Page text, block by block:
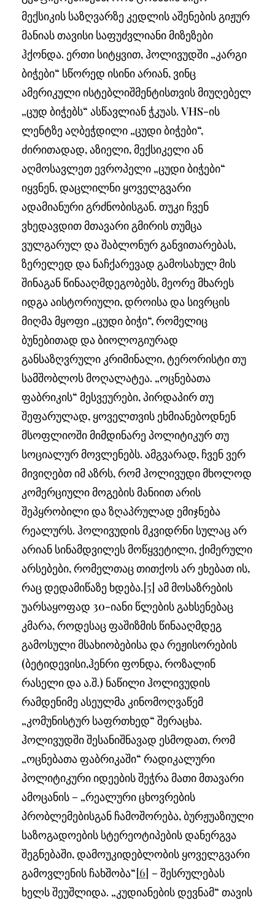
მექსიკის საზღვარზე კედლის აშენების გიჟურ
მანიას თავისი საფუძვლიანი მიზეზები
ჰქონდა. ერთი სიტყვით, ჰოლივუდში „კარგი
ბიჭები“ სწორედ ისინი არიან, ვინც
ამერიკული ისტებლიშმენტისთვის მიუღებელ
„ცუდ ბიჭებს“ ასწავლიან ჭკუას. VHS-ის
ლენტზე აღბეჭდილი „ცუდი ბიჭები“,
ძირითადად, აზიელი, მექსიკელი ან
აღმოსავლეთ ევროპელი „ცუდი ბიჭები“
იყვნენ, დაცლილნი ყოველგვარი
ადამიანური გრძნობისგან. თუკი ჩვენ
ვხედავდით მთავარი გმირის თუმცა
ვულგარულ და შაბლონურ განვითარებას,
ზერელედ და ნაჩქარევად გამოსახულ მის
შინაგან წინააღმდეგობებს, მეორე მხარეს
იდგა აისტორიული, დროისა და სივრცის
მიღმა მყოფი „ცუდი ბიჭი“, რომელიც
ბუნებითად და ბიოლოგიურად
განსაზღვრული კრიმინალი, ტერორისტი თუ
სამშობლოს მოღალატეა. „ოცნებათა
ფაბრიკის“ მესვეურები, პირდაპირ თუ
შეფარულად, ყოველთვის ეხმიანებოდნენ
მსოფლიოში მიმდინარე პოლიტიკურ თუ
სოციალურ მოვლენებს. ამგვარად, ჩვენ ვერ
მივიღებთ იმ აზრს, რომ ჰოლივუდი მხოლოდ
კომერციული მოგების მანიით არის
შეპყრობილი და ზღაპრულად ემიჯნება
რეალურს. ჰოლივუდის მკვიდრნი სულაც არ
არიან სინამდვილეს მოწყვეტილი, ქიმერული
არსებები, რომელთაც თითქოს არ ეხებათ ის,
რაც დედამიწაზე ხდება. [5] ამ მოსაზრების
უარსაყოფად 30-იანი წლების გახსენებაც
კმარა, როდესაც ფაშიზმის წინააღმდეგ
გამოსული მსახიობებისა და რეჟისორების
(ბეტიდევისი,ჰენრი ფონდა, როზალინ
რასელი და ა.შ.) ნაწილი ჰოლივუდის
რამდენიმე ასეულმა კინომოღვაწემ
„კომუნისტურ საფრთხედ“ შერაცხა.
ჰოლივუდში შესანიშნავად ესმოდათ, რომ
„ოცნებათა ფაბრიკაში“ რადიკალური
პოლიტიკური იდეების შეჭრა მათი მთავარი
ამოცანის – „რეალური ცხოვრების
პრობლემებისგან ჩამოშორება, ბურჟუაზიული
საზოგადოების სტერეოტიპების დანერგვა
შეგნებაში, დამოუკიდებლობის ყოველგვარი
გამოვლენის ჩახშობა“ [6] – შესრულებას
ხელს შეუშლიდა. „კუდიანების დევნამ“ თავის